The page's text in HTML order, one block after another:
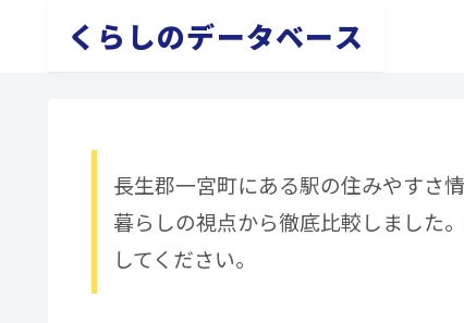
くらしのデータベース
長生郡一宮町にある駅の住みやすさ
暮らしの視点から徹底比較しました
してください。